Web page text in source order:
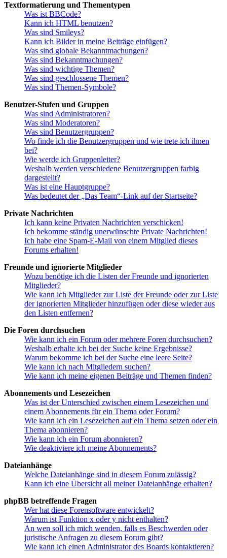
Textformatierung und Thementypen
Was ist BBCode?
Kann ich HTML benutzen?
Was sind Smileys?
Kann ich Bilder in meine Beiträge einfügen?
Was sind globale Bekanntmachungen?
Was sind Bekanntmachungen?
Was sind wichtige Themen?
Was sind geschlossene Themen?
Was sind Themen-Symbole?
Benutzer-Stufen und Gruppen
Was sind Administratoren?
Was sind Moderatoren?
Was sind Benutzergruppen?
Wo finde ich die Benutzergruppen und wie trete ich ihnen
bei?
Wie werde ich Gruppenleiter?
Weshalb werden verschiedene Benutzergruppen farbig
dargestellt?
Was ist eine Hauptgruppe?
Was bedeutet der „Das Team“-Link auf der Startseite?
Private Nachrichten
Ich kann keine Privaten Nachrichten verschicken!
Ich bekomme ständig unerwünschte Private Nachrichten!
Ich habe eine Spam-E-Mail von einem Mitglied dieses
Forums erhalten!
Freunde und ignorierte Mitglieder
Wozu benötige ich die Listen der Freunde und ignorierten
Mitglieder?
Wie kann ich Mitglieder zur Liste der Freunde oder zur Liste
der ignorierten Mitglieder hinzufügen oder diese wieder aus
den Listen entfernen?
Die Foren durchsuchen
Wie kann ich ein Forum oder mehrere Foren durchsuchen?
Weshalb erhalte ich bei der Suche keine Ergebnisse?
Warum bekomme ich bei der Suche eine leere Seite?
Wie kann ich nach Mitgliedern suchen?
Wie kann ich meine eigenen Beiträge und Themen finden?
Abonnements und Lesezeichen
Was ist der Unterschied zwischen einem Lesezeichen und
einem Abonnements für ein Thema oder Forum?
Wie kann ich ein Lesezeichen auf ein Thema setzen oder ein
Thema abonnieren?
Wie kann ich ein Forum abonnieren?
Wie deaktiviere ich meine Abonnements?
Dateianhänge
Welche Dateianhänge sind in diesem Forum zulässig?
Kann ich eine Übersicht all meiner Dateianhänge erhalten?
phpBB betreffende Fragen
Wer hat diese Forensoftware entwickelt?
Warum ist Funktion x oder y nicht enthalten?
An wen soll ich mich wenden, falls es Beschwerden oder
juristische Anfragen zu diesem Forum gibt?
Wie kann ich einen Administrator des Boards kontaktieren?